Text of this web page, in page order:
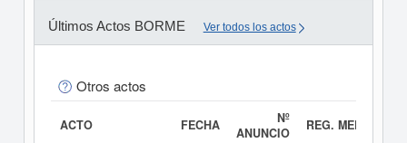
Últimos Actos BORME Ver todos los actos
Otros actos
ACTO FECHA
Nº
ANUNCIO
REG. MERC.